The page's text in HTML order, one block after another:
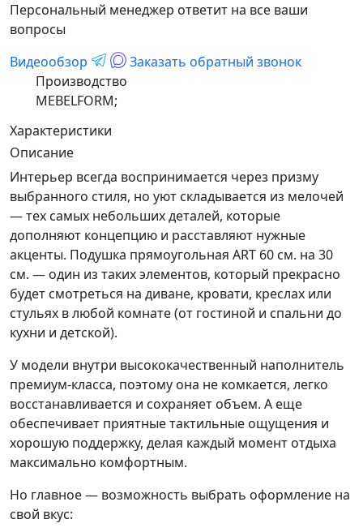
Персональный менеджер ответит на все ваши
вопросы
Видеообзор
Заказать обратный звонок
Производство
MEBELFORM;
Характеристики
Описание
Интерьер всегда воспринимается через призму
выбранного стиля, но уют складывается из мелочей
— тех самых небольших деталей, которые
дополняют концепцию и расставляют нужные
акценты. Подушка прямоугольная ART 60 см. на 30
см. — один из таких элементов, который прекрасно
будет смотреться на диване, кровати, креслах или
стульях в любой комнате (от гостиной и спальни до
кухни и детской).
У модели внутри высококачественный наполнитель
премиум-класса, поэтому она не комкается, легко
восстанавливается и сохраняет объем. А еще
обеспечивает приятные тактильные ощущения и
хорошую поддержку, делая каждый момент отдыха
максимально комфортным.
Но главное — возможность выбрать оформление на
свой вкус: